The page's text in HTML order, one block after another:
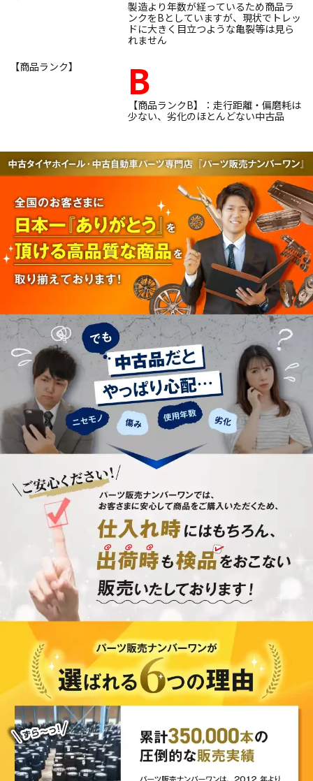
製造より年数が経っているため商品ラ
ンクをBとしていますが、現状でトレッ
ドに大きく目立つような亀裂等は見ら
れません
【商品ランク】
B
【商品ランクB】：走行距離・偏磨耗は
少ない、劣化のほとんどない中古品